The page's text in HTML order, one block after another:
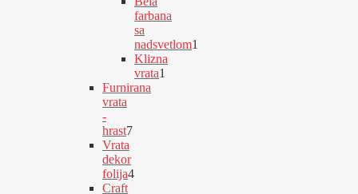
proizvoda
farbana
sa
nadsvetlom1
1
proizvod
Klizna
vrata1
1
Furnirana
vrata
-
hrast7
7
proizvoda
Vrata
dekor
folija4
4
Craft